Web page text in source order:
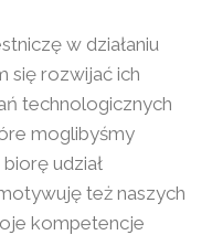
w działaniu
się rozwijać ich
technologicznych
moglibyśmy
udział
też naszych
kompetencje